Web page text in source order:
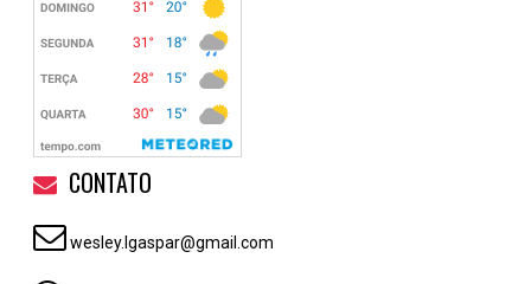
CONTATO
wesley.lgaspar@gmail.com